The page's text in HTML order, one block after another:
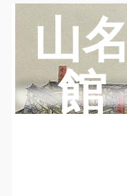
山
館